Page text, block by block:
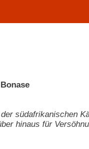
südafrikanischen
hinaus für